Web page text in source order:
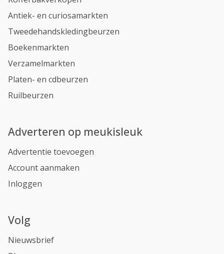
Antiek- en curiosamarkten
Tweedehandskledingbeurzen
Boekenmarkten
Verzamelmarkten
Platen- en cdbeurzen
Ruilbeurzen
Adverteren op meukisleuk
Advertentie toevoegen
Account aanmaken
Inloggen
Volg
Nieuwsbrief